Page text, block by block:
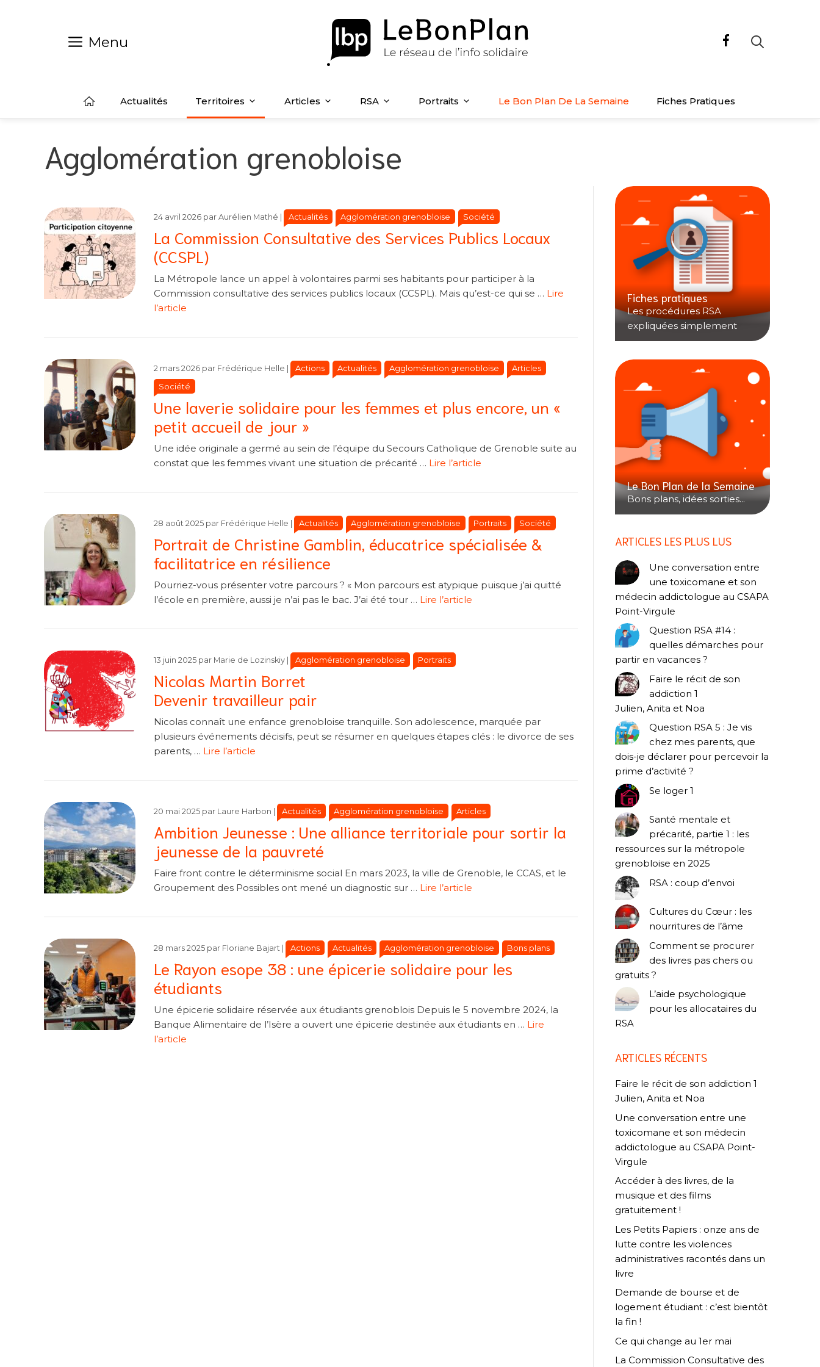
Menu
Actualités Territoires Articles RSA Portraits Le Bon Plan De La Semaine Fiches Pratiques
Agglomération grenobloise
La Commission Consultative des Services Publics Locaux
(CCSPL)
24 avril 2026 par Aurélien Mathé Catégories
Catégories
Actualités Agglomération grenobloise Société
La Métropole lance un appel à volontaires parmi ses habitants pour participer à la
Commission consultative des services publics locaux (CCSPL). Mais qu’est-ce qui se … Lire
l’article
Une laverie solidaire pour les femmes et plus encore, un «
petit accueil de jour »
2 mars 2026 par Frédérique Helle Catégories
Catégories
Actions Actualités Agglomération grenobloise
Articles
Société
Une idée originale a germé au sein de l’équipe du Secours Catholique de Grenoble suite au
constat que les femmes vivant une situation de précarité … Lire l’article
Portrait de Christine Gamblin, éducatrice spécialisée &
facilitatrice en résilience
28 août 2025 par Frédérique Helle Catégories
Catégories
Actualités Agglomération grenobloise Portraits Société
Pourriez-vous présenter votre parcours ? « Mon parcours est atypique puisque j’ai quitté
l’école en première, aussi je n’ai pas le bac. J’ai été tour … Lire l’article
Nicolas Martin Borret
Devenir travailleur pair
13 juin 2025 par Marie de Lozinskiy Catégories
Catégories
Agglomération grenobloise Portraits
Nicolas connaît une enfance grenobloise tranquille. Son adolescence, marquée par
plusieurs événements décisifs, peut se résumer en quelques étapes clés : le divorce de ses
parents, … Lire l’article
Ambition Jeunesse : Une alliance territoriale pour sortir la
jeunesse de la pauvreté
20 mai 2025 par Laure Harbon Catégories
Catégories
Actualités Agglomération grenobloise Articles
Faire front contre le déterminisme social En mars 2023, la ville de Grenoble, le CCAS, et le
Groupement des Possibles ont mené un diagnostic sur … Lire l’article
Le Rayon esope 38 : une épicerie solidaire pour les
étudiants
28 mars 2025 par Floriane Bajart Catégories
Catégories
Actions Actualités Agglomération grenobloise Bons plans
Une épicerie solidaire réservée aux étudiants grenoblois Depuis le 5 novembre 2024, la
Banque Alimentaire de l’Isère a ouvert une épicerie destinée aux étudiants en … Lire
l’article
Fiches pratiques
Les procédures RSA
expliquées simplement
Le Bon Plan de la Semaine
Bons plans, idées sorties...
ARTICLES LES PLUS LUS
Une conversation entre
une toxicomane et son
médecin addictologue au CSAPA
Point-Virgule
Question RSA #14 :
quelles démarches pour
partir en vacances ?
Faire le récit de son
addiction 1
Julien, Anita et Noa
Question RSA 5 : Je vis
chez mes parents, que
dois-je déclarer pour percevoir la
prime d’activité ?
Se loger 1
Santé mentale et
précarité, partie 1 : les
ressources sur la métropole
grenobloise en 2025
RSA : coup d’envoi
Cultures du Cœur : les
nourritures de l’âme
Comment se procurer
des livres pas chers ou
gratuits ?
L’aide psychologique
pour les allocataires du
RSA
ARTICLES RÉCENTS
Faire le récit de son addiction 1
Julien, Anita et Noa
Une conversation entre une
toxicomane et son médecin
addictologue au CSAPA Point-
Virgule
Accéder à des livres, de la
musique et des films
gratuitement !
Les Petits Papiers : onze ans de
lutte contre les violences
administratives racontés dans un
livre
Demande de bourse et de
logement étudiant : c’est bientôt
la fin !
Ce qui change au 1er mai
La Commission Consultative des